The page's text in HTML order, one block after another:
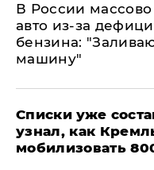
В России
авто из-за
бензина:
машину"
Списки уже
узнал, как
мобилизовать